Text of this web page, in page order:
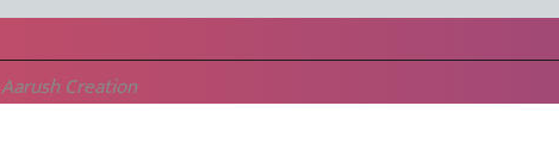
Aarush Creation